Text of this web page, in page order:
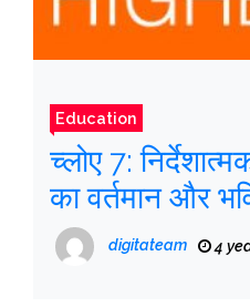
Education
च्लोए 7:
का वर्तमान और
digitateam 4